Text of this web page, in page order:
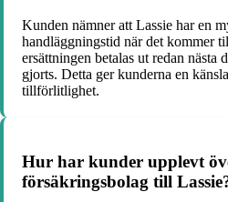
Kunden nämner att Lassie har en
handläggningstid när det kommer
ersättningen betalas ut redan nästa
gjorts. Detta ger kunderna en
tillförlitlighet.
Hur har kunder upplevt
försäkringsbolag till